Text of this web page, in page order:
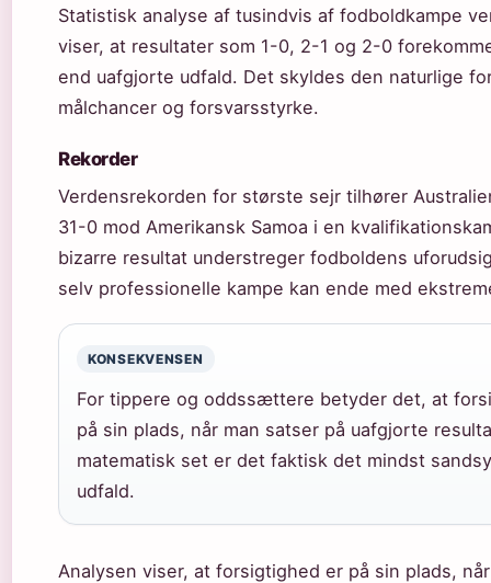
Statistisk analyse af tusindvis af fodboldkampe
viser, at resultater som 1-0, 2-1 og 2-0
end uafgjorte udfald. Det skyldes den naturlige
målchancer og forsvarsstyrke.
Rekorder
Verdensrekorden for største sejr tilhører
31-0 mod Amerikansk Samoa i en
bizarre resultat understreger fodboldens
selv professionelle kampe kan ende med
KONSEKVENSEN
For tippere og oddssættere betyder det, at
på sin plads, når man satser på uafgjorte
matematisk set er det faktisk det mindst
udfald.
Analysen viser, at forsigtighed er på sin plads,